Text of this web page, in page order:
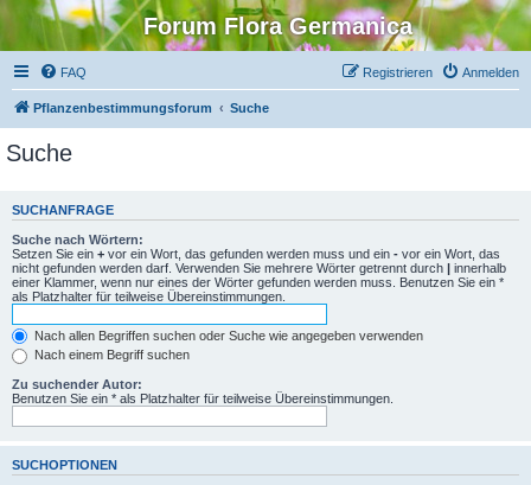
Forum Flora Germanica
FAQ Anmelden
Registrieren
Pflanzenbestimmungsforum Suche
Suche
SUCHANFRAGE
Suche nach Wörtern:
Setzen Sie ein + vor ein Wort, das gefunden werden muss und ein - vor ein Wort, das
nicht gefunden werden darf. Verwenden Sie mehrere Wörter getrennt durch | innerhalb
einer Klammer, wenn nur eines der Wörter gefunden werden muss. Benutzen Sie ein *
als Platzhalter für teilweise Übereinstimmungen.
Nach allen Begriffen suchen oder Suche wie angegeben verwenden
Nach einem Begriff suchen
Zu suchender Autor:
Benutzen Sie ein * als Platzhalter für teilweise Übereinstimmungen.
SUCHOPTIONEN